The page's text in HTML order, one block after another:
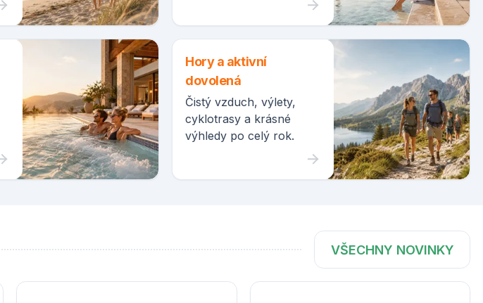
Hory a aktivní
dovolená
Čistý vzduch, výlety,
cyklotrasy a krásné
výhledy po celý rok.
VŠECHNY NOVINKY